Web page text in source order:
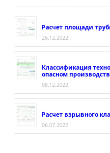
Расчет площади
26.12.2022
Классификация
опасном
08.12.2022
Расчет взрывного
06.07.2022